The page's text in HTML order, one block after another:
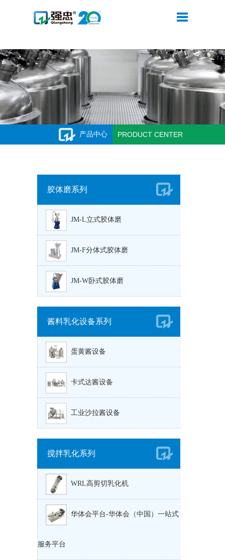
华体会平台
产品中心 PRODUCT CENTER
胶体磨系列
JM-L立式胶体磨
JM-F分体式胶体磨
JM-W卧式胶体磨
酱料乳化设备系列
蛋黄酱设备
卡式达酱设备
工业沙拉酱设备
搅拌乳化系列
WRL高剪切乳化机
华体会平台-华体会（中国）一站式
服务平台